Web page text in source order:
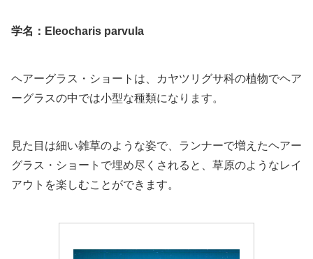
学名：Eleocharis parvula
ヘアーグラス・ショートは、カヤツリグサ科の植物でヘア
ーグラスの中では小型な種類になります。
見た目は細い雑草のような姿で、ランナーで増えたヘアー
グラス・ショートで埋め尽くされると、草原のようなレイ
アウトを楽しむことができます。